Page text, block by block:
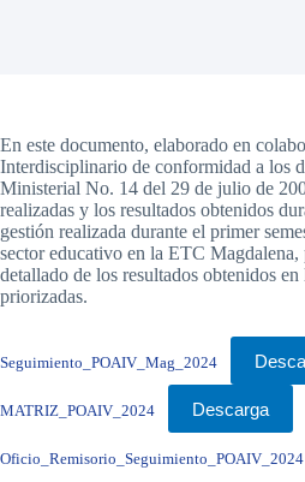
En este documento, elaborado en
Interdisciplinario de conformidad a los
Ministerial No. 14 del 29 de julio de
realizadas y los resultados obtenidos
gestión realizada durante el primer
sector educativo en la ETC Magdalena,
detallado de los resultados obtenidos
priorizadas.
Seguimiento_POAIV_Mag_2024
MATRIZ_POAIV_2024 Descarga
Oficio_Remisorio_Seguimiento_POAIV_2024